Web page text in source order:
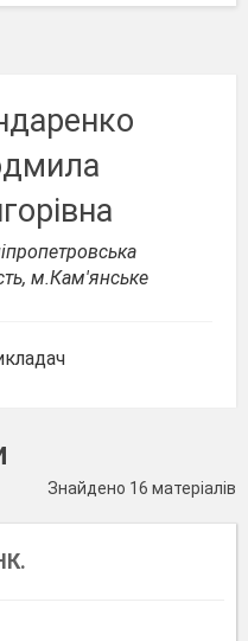
м.Кам'янське
Знайдено 16 матеріалів